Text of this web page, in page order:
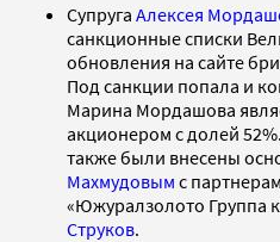
Супруга Алексея
санкционные списки
обновления на сайте
Под санкции попала и
Марина Мордашова
акционером с долей
также были внесены
Махмудовым с
«Южуралзолото Группа
Струков.